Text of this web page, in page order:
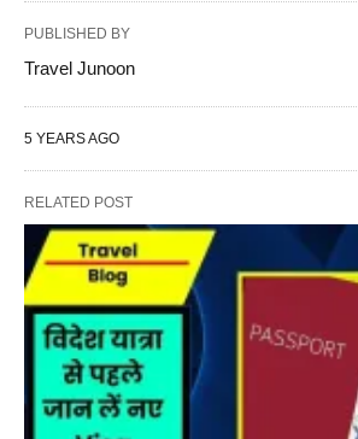
PUBLISHED BY
Travel Junoon
5 YEARS AGO
RELATED POST